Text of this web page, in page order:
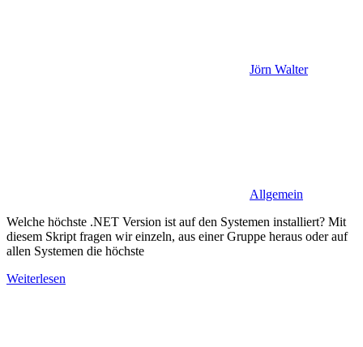
Jörn Walter
Allgemein
Welche höchste .NET Version ist auf den Systemen installiert? Mit
diesem Skript fragen wir einzeln, aus einer Gruppe heraus oder auf
allen Systemen die höchste
Weiterlesen